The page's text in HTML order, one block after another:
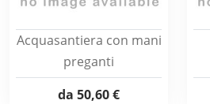
Acquasantiera con mani
preganti
da 50,60 €